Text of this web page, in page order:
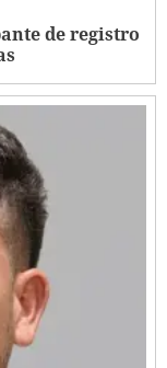
de registro